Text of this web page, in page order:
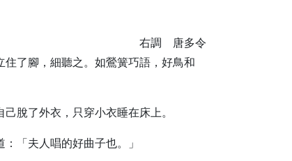
右調 唐多令
了腳，細聽之。如鶯簧巧語，好鳥和
脫了外衣，只穿小衣睡在床上。
「夫人唱的好曲子也。」